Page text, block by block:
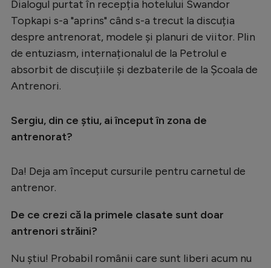
Campionate
Starurile fotbalului
EURO 2024
Stranieri
Formula 1
Dialogul purtat în recepția hotelului Swandor
Topkapi s-a "aprins" când s-a trecut la discuția
despre antrenorat, modele și planuri de viitor. Plin
de entuziasm, internaționalul de la Petrolul e
absorbit de discuțiile și dezbaterile de la Școala de
Antrenori.
Sergiu, din ce știu, ai început în zona de
antrenorat?
Da! Deja am început cursurile pentru carnetul de
antrenor.
De ce crezi că la primele clasate sunt doar
antrenori străini?
Nu știu! Probabil românii care sunt liberi acum nu